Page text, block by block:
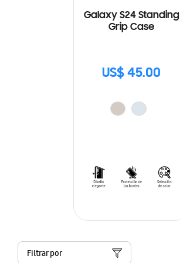
Galaxy S24 Standing
Grip Case
US$ 45.00
Filtrar por